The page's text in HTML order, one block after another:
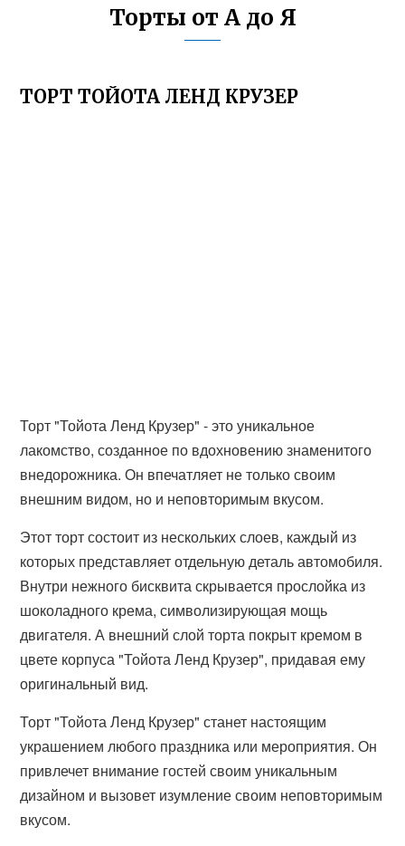
Торты от А до Я
ТОРТ ТОЙОТА ЛЕНД КРУЗЕР
Торт "Тойота Ленд Крузер" - это уникальное
лакомство, созданное по вдохновению знаменитого
внедорожника. Он впечатляет не только своим
внешним видом, но и неповторимым вкусом.
Этот торт состоит из нескольких слоев, каждый из
которых представляет отдельную деталь автомобиля.
Внутри нежного бисквита скрывается прослойка из
шоколадного крема, символизирующая мощь
двигателя. А внешний слой торта покрыт кремом в
цвете корпуса "Тойота Ленд Крузер", придавая ему
оригинальный вид.
Торт "Тойота Ленд Крузер" станет настоящим
украшением любого праздника или мероприятия. Он
привлечет внимание гостей своим уникальным
дизайном и вызовет изумление своим неповторимым
вкусом.